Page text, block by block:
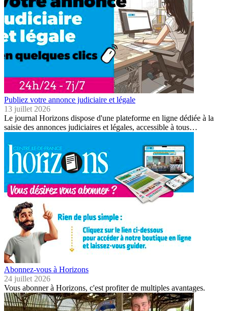
Publiez votre annonce judiciaire et légale
13 juillet 2026
Le journal Horizons dispose d'une plateforme en ligne dédiée à la
saisie des annonces judiciaires et légales, accessible à tous…
Abonnez-vous à Horizons
24 juillet 2026
Vous abonner à Horizons, c'est profiter de multiples avantages.